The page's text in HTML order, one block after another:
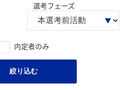
選考フェーズ
内定者のみ
絞り込む